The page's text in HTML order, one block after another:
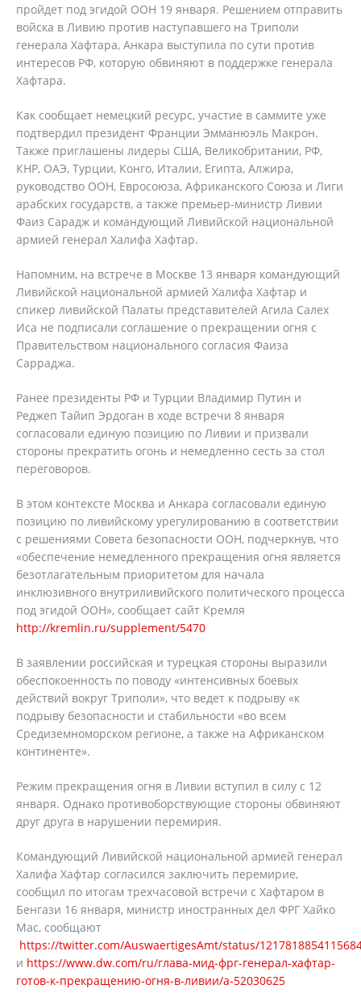
пройдет под эгидой ООН 19 января. Решением отправить
войска в Ливию против наступавшего на Триполи
генерала Хафтара, Анкара выступила по сути против
интересов РФ, которую обвиняют в поддержке генерала
Хафтара.
Как сообщает немецкий ресурс, участие в саммите уже
подтвердил президент Франции Эмманюэль Макрон.
Также приглашены лидеры США, Великобритании, РФ,
КНР, ОАЭ, Турции, Конго, Италии, Египта, Алжира,
руководство ООН, Евросоюза, Африканского Союза и Лиги
арабских государств, а также премьер-министр Ливии
Фаиз Сарадж и командующий Ливийской национальной
армией генерал Халифа Хафтар.
Напомним, на встрече в Москве 13 января командующий
Ливийской национальной армией Халифа Хафтар и
спикер ливийской Палаты представителей Агила Салех
Иса не подписали соглашение о прекращении огня с
Правительством национального согласия Фаиза
Сарраджа.
Ранее президенты РФ и Турции Владимир Путин и
Реджеп Тайип Эрдоган в ходе встречи 8 января
согласовали единую позицию по Ливии и призвали
стороны прекратить огонь и немедленно сесть за стол
переговоров.
В этом контексте Москва и Анкара согласовали единую
позицию по ливийскому урегулированию в соответствии
с решениями Совета безопасности ООН, подчеркнув, что
«обеспечение немедленного прекращения огня является
безотлагательным приоритетом для начала
инклюзивного внутриливийского политического процесса
под эгидой ООН», сообщает сайт Кремля
http://kremlin.ru/supplement/5470
В заявлении российская и турецкая стороны выразили
обеспокоенность по поводу «интенсивных боевых
действий вокруг Триполи», что ведет к подрыву «к
подрыву безопасности и стабильности «во всем
Средиземноморском регионе, а также на Африканском
континенте».
Режим прекращения огня в Ливии вступил в силу с 12
января. Однако противоборствующие стороны обвиняют
друг друга в нарушении перемирия.
Командующий Ливийской национальной армией генерал
Халифа Хафтар согласился заключить перемирие,
сообщил по итогам трехчасовой встречи с Хафтаром в
Бенгази 16 января, министр иностранных дел ФРГ Хайко
Мас, сообщают
https://twitter.com/AuswaertigesAmt/status/
и https://www.dw.com/ru/глава-мид-фрг-генерал-хафтар-
готов-к-прекращению-огня-в-ливии/a-52030625